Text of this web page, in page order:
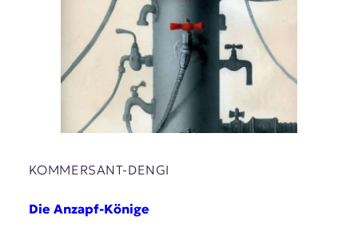
KOMMERSANT-DENGI
Die Anzapf-Könige